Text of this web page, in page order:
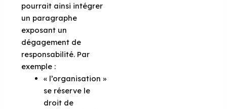
pourrait ainsi intégrer
un paragraphe
exposant un
dégagement de
responsabilité. Par
exemple :
« l’organisation »
se réserve le
droit de